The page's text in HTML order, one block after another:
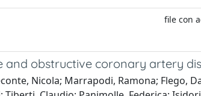
file con
obstructive coronary artery
Nicola; Marrapodi, Ramona; Flego,